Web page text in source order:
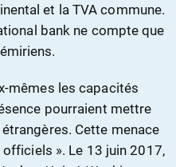
et la TVA commune.
bank ne compte que
mêmes les capacités
pourraient mettre
Cette menace
». Le 13 juin 2017,